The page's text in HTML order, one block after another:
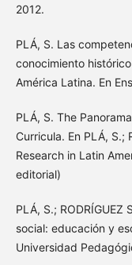
2012.
PLÁ, S. Las
conocimiento
América Latina. En
PLÁ, S. The
Curricula. En PLÁ, S.;
Research in Latin
editorial)
PLÁ, S.;
social: educación y
Universidad